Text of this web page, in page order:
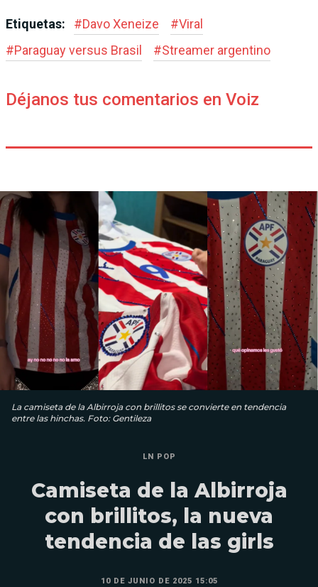
Etiquetas: #Davo Xeneize #Viral
#Paraguay versus Brasil #Streamer argentino
Déjanos tus comentarios en Voiz
La camiseta de la Albirroja con brillitos se convierte en tendencia
entre las hinchas. Foto: Gentileza
LN POP
Camiseta de la Albirroja
con brillitos, la nueva
tendencia de las girls
10 DE JUNIO DE 2025 15:05